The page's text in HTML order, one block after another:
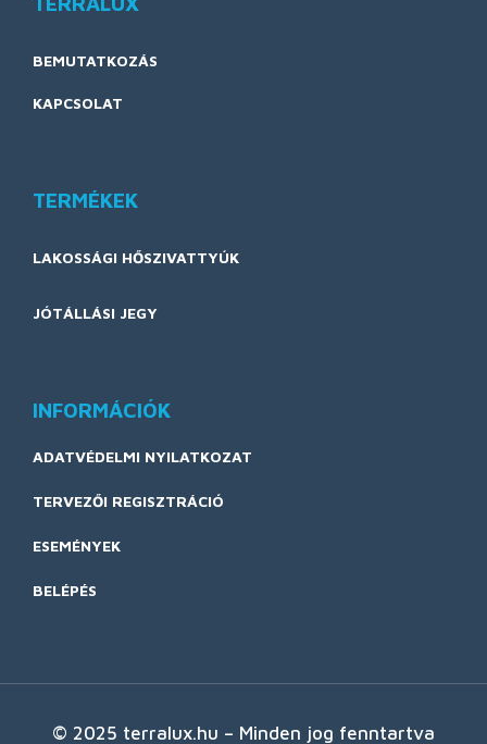
BEMUTATKOZÁS
KAPCSOLAT
TERMÉKEK
LAKOSSÁGI HŐSZIVATTYÚK
JÓTÁLLÁSI JEGY
INFORMÁCIÓK
ADATVÉDELMI NYILATKOZAT
TERVEZŐI REGISZTRÁCIÓ
ESEMÉNYEK
BELÉPÉS
© 2025 terralux.hu – Minden jog fenntartva